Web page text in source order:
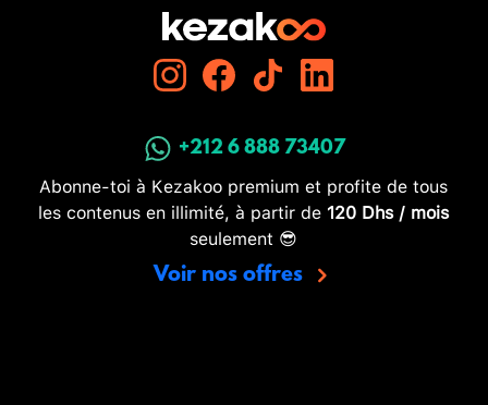
+212 6 888 73407
Abonne-toi à Kezakoo premium et profite de tous
les contenus en illimité, à partir de 120 Dhs / mois
seulement 😎
Voir nos offres